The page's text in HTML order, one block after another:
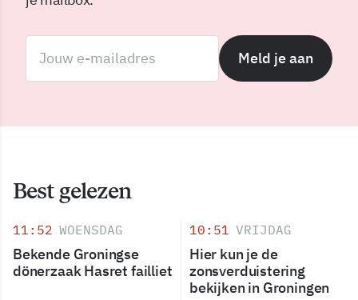
Meld je aan
Best gelezen
11:52 WOENSDAG
Bekende Groningse
dönerzaak Hasret failliet
10:51 VRIJDAG
Hier kun je de
zonsverduistering
bekijken in Groningen